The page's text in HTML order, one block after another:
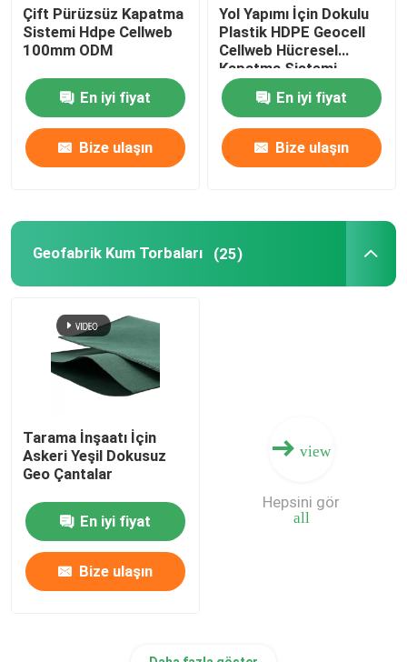
Filament Nonwoven Geotekstil
HDPE Dokulu Geomembran
Kompozit Drenaj Şebekesi
Geomembran Kaynak Makinesi
Çift Pürüzsüz Kapatma
Sistemi Hdpe Cellweb
100mm ODM
En iyi fiyat
Bize ulaşın
Yol Yapımı İçin Dokulu
Plastik HDPE Geocell
Cellweb Hücresel
Kapatma Sistemi
En iyi fiyat
Bize ulaşın
Geofabrik Kum Torbaları (25)
Tarama İnşaatı İçin
Askeri Yeşil Dokusuz
Geo Çantalar
En iyi fiyat
Bize ulaşın
view
all
Hepsini gör